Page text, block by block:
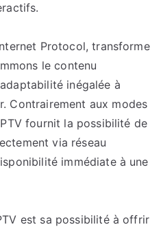
Protocol, transforme
le contenu
inégalée à
Contrairement aux modes
fournit la possibilité de
via réseau
immédiate à une
est sa possibilité à offrir